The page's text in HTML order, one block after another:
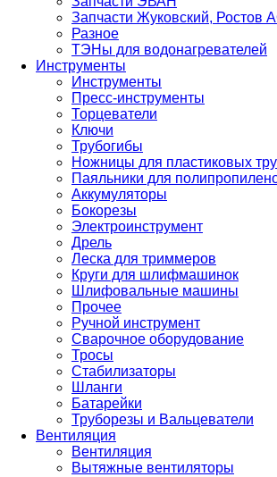
Запчасти Жуковский, Ростов
Разное
ТЭНы для водонагревателей
Инструменты
Инструменты
Пресс-инструменты
Торцеватели
Ключи
Трубогибы
Ножницы для пластиковых
Паяльники для
Аккумуляторы
Бокорезы
Электроинструмент
Дрель
Леска для триммеров
Круги для шлифмашинок
Шлифовальные машины
Прочее
Ручной инструмент
Сварочное оборудование
Тросы
Стабилизаторы
Шланги
Батарейки
Труборезы и Вальцеватели
Вентиляция
Вентиляция
Вытяжные вентиляторы